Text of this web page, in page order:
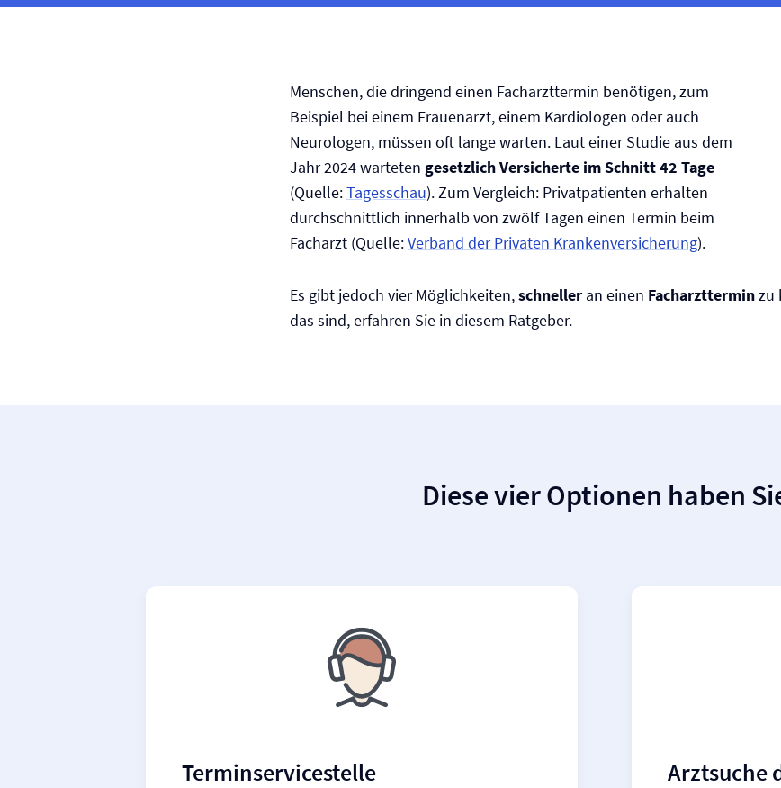
Menschen, die dringend einen Facharzttermin benötigen, zum
Beispiel bei einem Frauenarzt, einem Kardiologen oder auch
Neurologen, müssen oft lange warten. Laut einer Studie aus dem
Jahr 2024 warteten gesetzlich Versicherte im Schnitt 42 Tage
(Quelle:Tagesschau). Zum Vergleich: Privatpatienten erhalten
durchschnittlich innerhalb von zwölf Tagen einen Termin beim
Facharzt (Quelle:Verband der Privaten Kranken­versicherung).
Es gibt jedoch vier Möglichkeiten,schneller an einen Facharztterminzu
das sind, erfahren Sie in diesem Ratgeber.
Diese vier Optionen haben
Termin­servicestelle Arztsuche